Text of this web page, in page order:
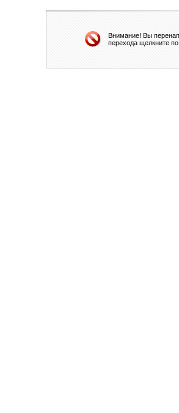
Внимание! Вы
перехода щелкните